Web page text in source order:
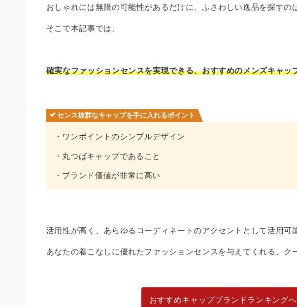
おしゃれには無限の可能性があるだけに、ふさわしい逸品を探すの
そこで本記事では、
確実なファッションセンスを実現できる、おすすめのメンズキャッ
センス抜群なキャップを手に入れるポイント
・ワンポイントのシンプルデザイン
・丸つばキャップであること
・ブランド価値が非常に高い
活用性が高く、あらゆるコーディネートのアクセントとして活用可
あなたの着こなしに優れたファッションセンスを与えてくれる、ク
おすすめキャップブランドランキング